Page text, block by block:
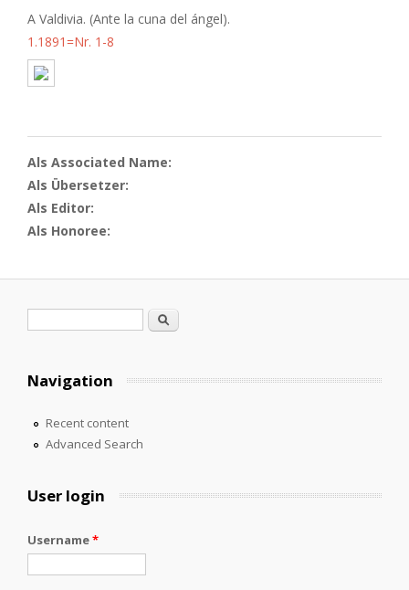
A Valdivia. (Ante la cuna del ángel).
1.1891=Nr. 1-8
Als Associated Name:
Als Übersetzer:
Als Editor:
Als Honoree:
Search
Navigation
Recent content
Advanced Search
User login
Username*